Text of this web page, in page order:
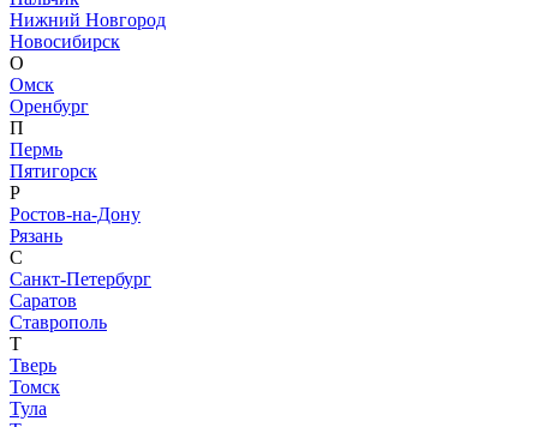
Нижний Новгород
Новосибирск
О
Омск
Оренбург
П
Пермь
Пятигорск
Р
Ростов-на-Дону
Рязань
С
Санкт-Петербург
Саратов
Ставрополь
Т
Тверь
Томск
Тула